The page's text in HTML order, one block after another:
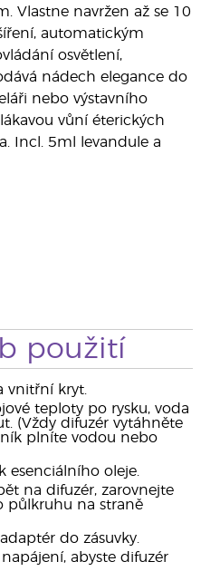
Vlastne navržen až se 10
automatickým
osvětlení,
nádech elegance do
nebo výstavního
vůní éterických
Incl. 5ml levandule a
použití
vnitřní kryt.
teploty po rysku, voda
(Vždy difuzér vytáhněte
plníte vodou nebo
esenciálního oleje.
na difuzér, zarovnejte
půlkruhu na straně
do zásuvky.
abyste difuzér